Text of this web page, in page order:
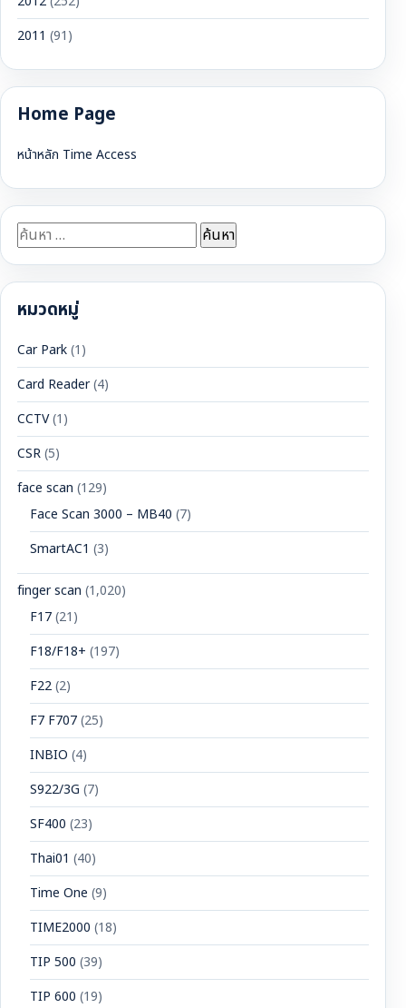
2011 (91)
Home Page
หน้าหลัก Time Access
ค้นหา
สำหรับ:
หมวดหมู่
Car Park(1)
Card Reader(4)
CCTV(1)
CSR(5)
face scan (129)
Face Scan 3000 – MB40 (7)
SmartAC1 (3)
finger scan (1,020)
F17(21)
F18/F18+ (197)
F22(2)
F7 F707(25)
INBIO (4)
S922/3G (7)
SF400 (23)
Thai01 (40)
Time One (9)
TIME2000 (18)
TIP 500 (39)
TIP 600 (19)